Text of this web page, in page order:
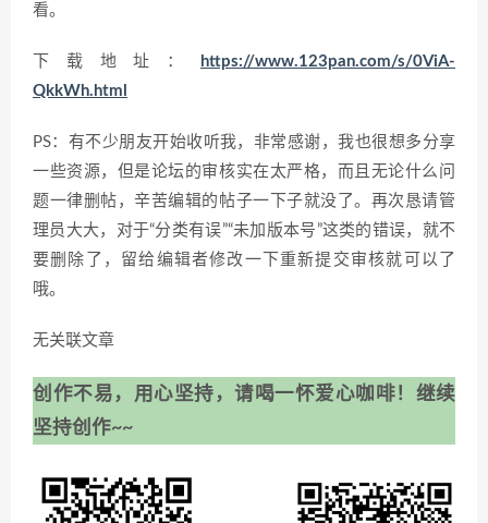
看。
下载地址：
https://www.123pan.com/s/0ViA-
QkkWh.html
PS：有不少朋友开始收听我，非常感谢，我也很想多分享
一些资源，但是论坛的审核实在太严格，而且无论什么问
题一律删帖，辛苦编辑的帖子一下子就没了。再次恳请管
理员大大，对于“分类有误”“未加版本号”这类的错误，就不
要删除了，留给编辑者修改一下重新提交审核就可以了
哦。
无关联文章
创作不易，用心坚持，请喝一怀爱心咖啡！继续
坚持创作~~